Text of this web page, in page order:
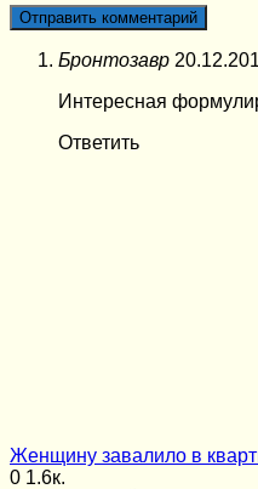
Бронтозавр
Интересная
Ответить
Женщину завалило в
0 1.6к.